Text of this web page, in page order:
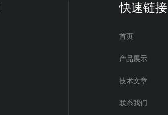
快速链接
首页
产品展示
技术文章
联系我们